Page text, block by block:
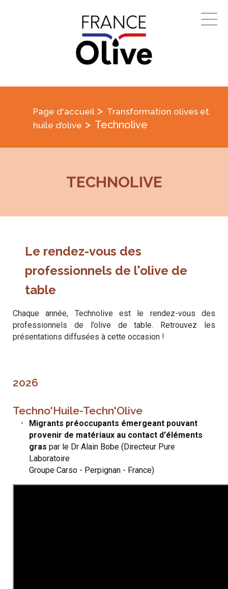
Page d'accueil > Transformation olives et
huile d’olive > Technolive
TECHNOLIVE
Le rendez-vous des
professionnels de l'olive de
table
Chaque année, Technolive est le rendez-vous des
professionnels de l’olive de table. Retrouvez les
présentations diffusées à cette occasion !
2026
Techno'Huile-Techn'Olive
Migrants préoccupants émergeant pouvant
provenir de matériaux au contact d'éléments
gras par le Dr Alain Bobe (Directeur Pure
Laboratoire
Groupe Carso - Perpignan - France)